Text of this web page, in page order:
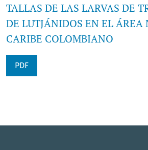
TALLAS DE LAS LARVAS DE
DE LUTJÁNIDOS EN EL ÁREA
CARIBE COLOMBIANO
PDF